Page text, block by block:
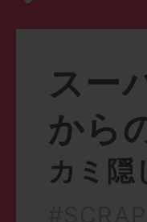
スー
から
カミ隠